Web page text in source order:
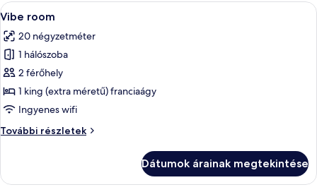
A
következő
szoba
összes
képének
megtekintése:
Vibe
Egy szállodai szoba, amelyben egy
7
Vibe room
20 négyzetméter
1 hálószoba
2 férőhely
1 king (extra méretű) franciaágy
Ingyenes wifi
További részletek
Vibe
Dátumok árainak megtekintése